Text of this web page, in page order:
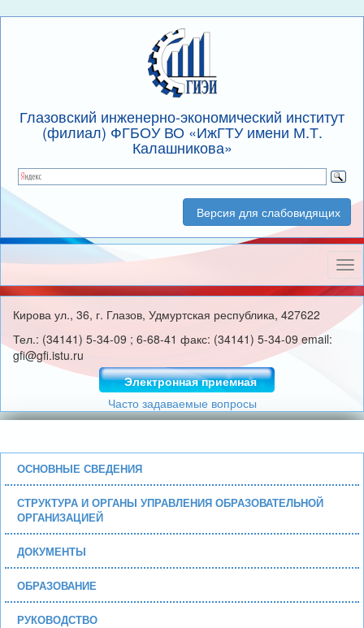
Глазовский инженерно-экономический институт
(филиал) ФГБОУ ВО «ИжГТУ имени М.Т.
Калашникова»
Версия для слабовидящих
Кирова ул., 36, г. Глазов, Удмуртская республика, 427622
Тел.: (34141) 5-34-09 ; 6-68-41 факс: (34141) 5-34-09 email:
gfi@gfi.istu.ru
Электронная приемная
Часто задаваемые вопросы
ОСНОВНЫЕ СВЕДЕНИЯ
СТРУКТУРА И ОРГАНЫ УПРАВЛЕНИЯ ОБРАЗОВАТЕЛЬНОЙ
ОРГАНИЗАЦИЕЙ
ДОКУМЕНТЫ
ОБРАЗОВАНИЕ
РУКОВОДСТВО